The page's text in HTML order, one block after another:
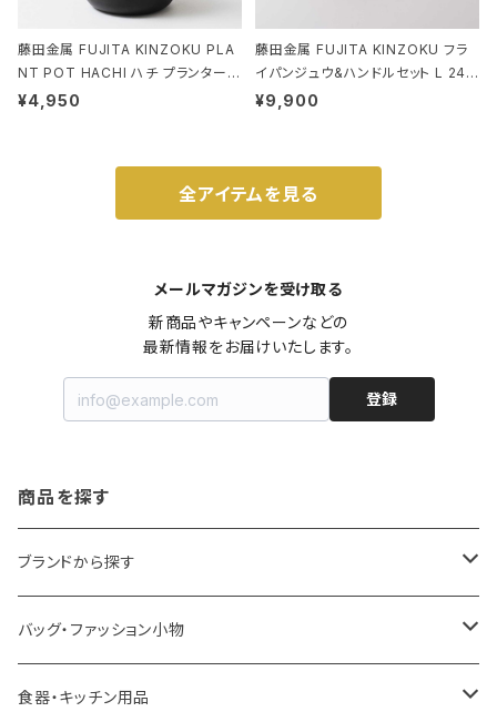
藤田金属 FUJITA KINZOKU PLA
NT POT HACHI ハチ プランターポ
ット 3号 ブラック
¥4,950
藤田金属 FUJITA KINZOKU フラ
イパンジュウ&ハンドルセット L 24c
m ガス火・IH対応 鉄フライパン ウォ
¥9,900
全アイテムを見る
メールマガジンを受け取る
新商品やキャンペーンなどの
最新情報をお届けいたします。
登録
商品を探す
ブランドから探す
LOQI
ideaco
バッグ・ファッション小物
エコバッグ
食器・キッチン用品